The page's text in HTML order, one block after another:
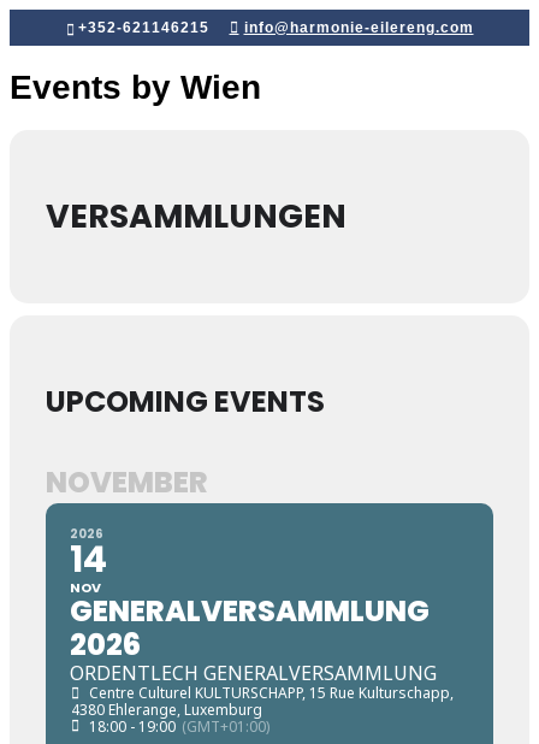
+352-621146215 info@harmonie-eilereng.com
Events by Wien
VERSAMMLUNGEN
UPCOMING EVENTS
NOVEMBER
2026
14
NOV
GENERALVERSAMMLUNG
2026
ORDENTLECH GENERALVERSAMMLUNG
Centre Culturel KULTURSCHAPP, 15 Rue Kulturschapp,
4380 Ehlerange, Luxemburg
18:00 - 19:00 (GMT+01:00)